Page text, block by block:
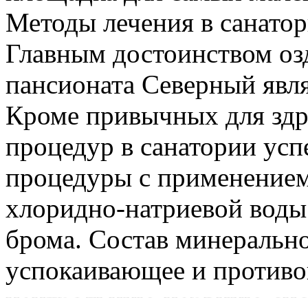
Методы лечения в
Главным достоинством
пансионата Северный
Кроме привычных для
процедур в санатории
процедуры с
хлоридно-натриевой
брома. Состав
успокаивающее и